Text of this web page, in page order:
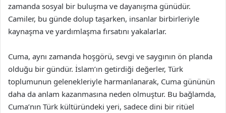
zamanda sosyal bir buluşma ve dayanışma günüdür.
Camiler, bu günde dolup taşarken, insanlar birbirleriyle
kaynaşma ve yardımlaşma fırsatını yakalarlar.
Cuma, aynı zamanda hoşgörü, sevgi ve saygının ön planda
olduğu bir gündür. İslam’ın getirdiği değerler, Türk
toplumunun gelenekleriyle harmanlanarak, Cuma gününün
daha da anlam kazanmasına neden olmuştur. Bu bağlamda,
Cuma’nın Türk kültüründeki yeri, sadece dini bir ritüel